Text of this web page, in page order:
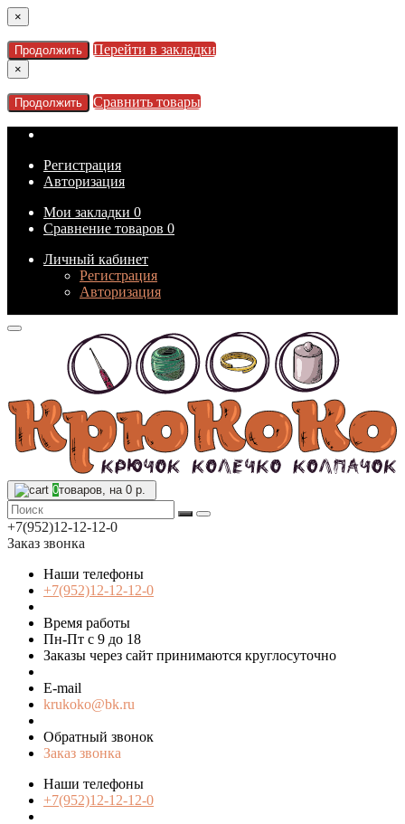
×
Продолжить Перейти в закладки
×
Продолжить Сравнить товары
Регистрация
Авторизация
Мои закладки 0
Сравнение товаров 0
Личный кабинет
Регистрация
Авторизация
0товаров, на 0 р.
+7(952)12-12-12-0
Заказ звонка
Наши телефоны
+7(952)12-12-12-0
Время работы
Пн-Пт с 9 до 18
Заказы через сайт принимаются круглосуточно
E-mail
krukoko@bk.ru
Обратный звонок
Заказ звонка
Наши телефоны
+7(952)12-12-12-0